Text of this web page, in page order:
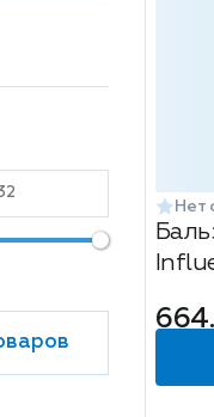
Нет
2г